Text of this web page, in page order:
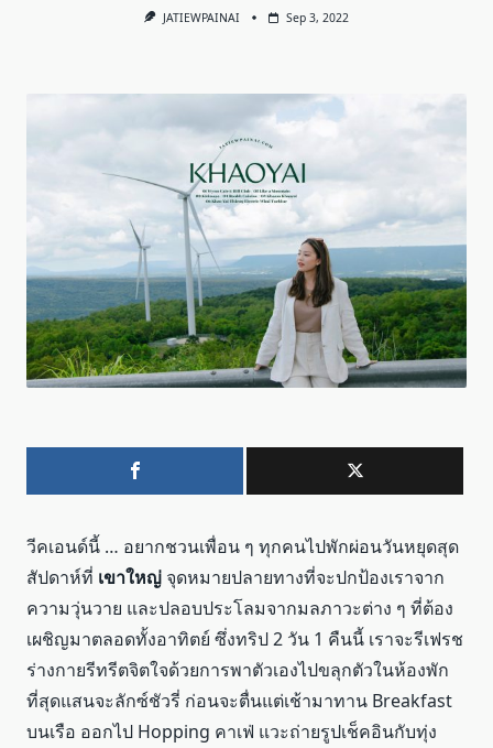
JATIEWPAINAI Sep 3, 2022
วีคเอนด์นี้ … อยากชวนเพื่อน ๆ ทุกคนไปพักผ่อนวันหยุดสุด
สัปดาห์ที่ เขาใหญ่ จุดหมายปลายทางที่จะปกป้องเราจาก
ความวุ่นวาย และปลอบประโลมจากมลภาวะต่าง ๆ ที่ต้อง
เผชิญมาตลอดทั้งอาทิตย์ ซึ่งทริป 2 วัน 1 คืนนี้ เราจะรีเฟรช
ร่างกายรีทรีตจิตใจด้วยการพาตัวเองไปขลุกตัวในห้องพัก
ที่สุดแสนจะลักซ์ชัวรี่ ก่อนจะตื่นแต่เช้ามาทาน Breakfast
บนเรือ ออกไป Hopping คาเฟ่ แวะถ่ายรูปเช็คอินกับทุ่ง